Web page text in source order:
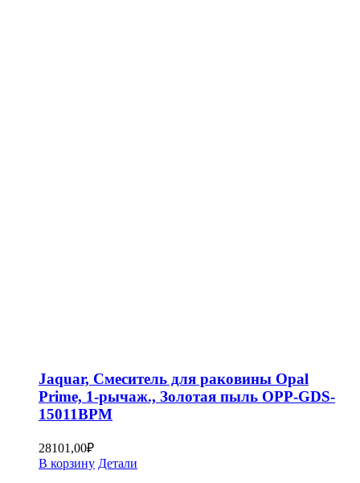
Jaquar, Смеситель для раковины Opal
Prime, 1-рычаж., Золотая пыль OPP-GDS-
15011BPM
28101,00₽
В корзину Детали